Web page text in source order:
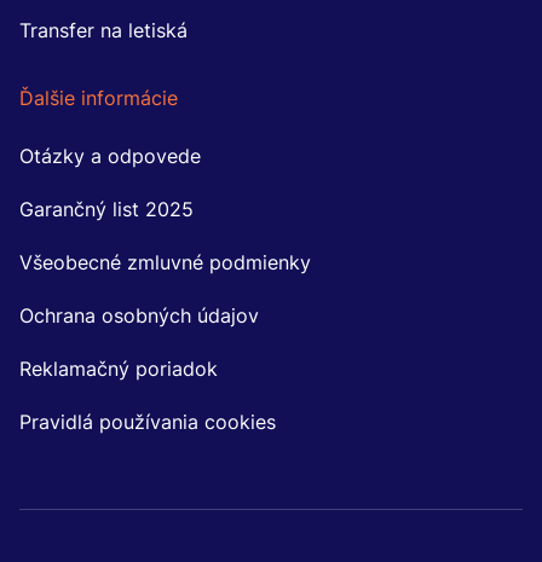
Transfer na letiská
Ďalšie informácie
Otázky a odpovede
Garančný list 2025
Všeobecné zmluvné podmienky(otvorí sa v novom okne)
Ochrana osobných údajov(otvorí sa v novom okne)
Reklamačný poriadok
Pravidlá používania cookies